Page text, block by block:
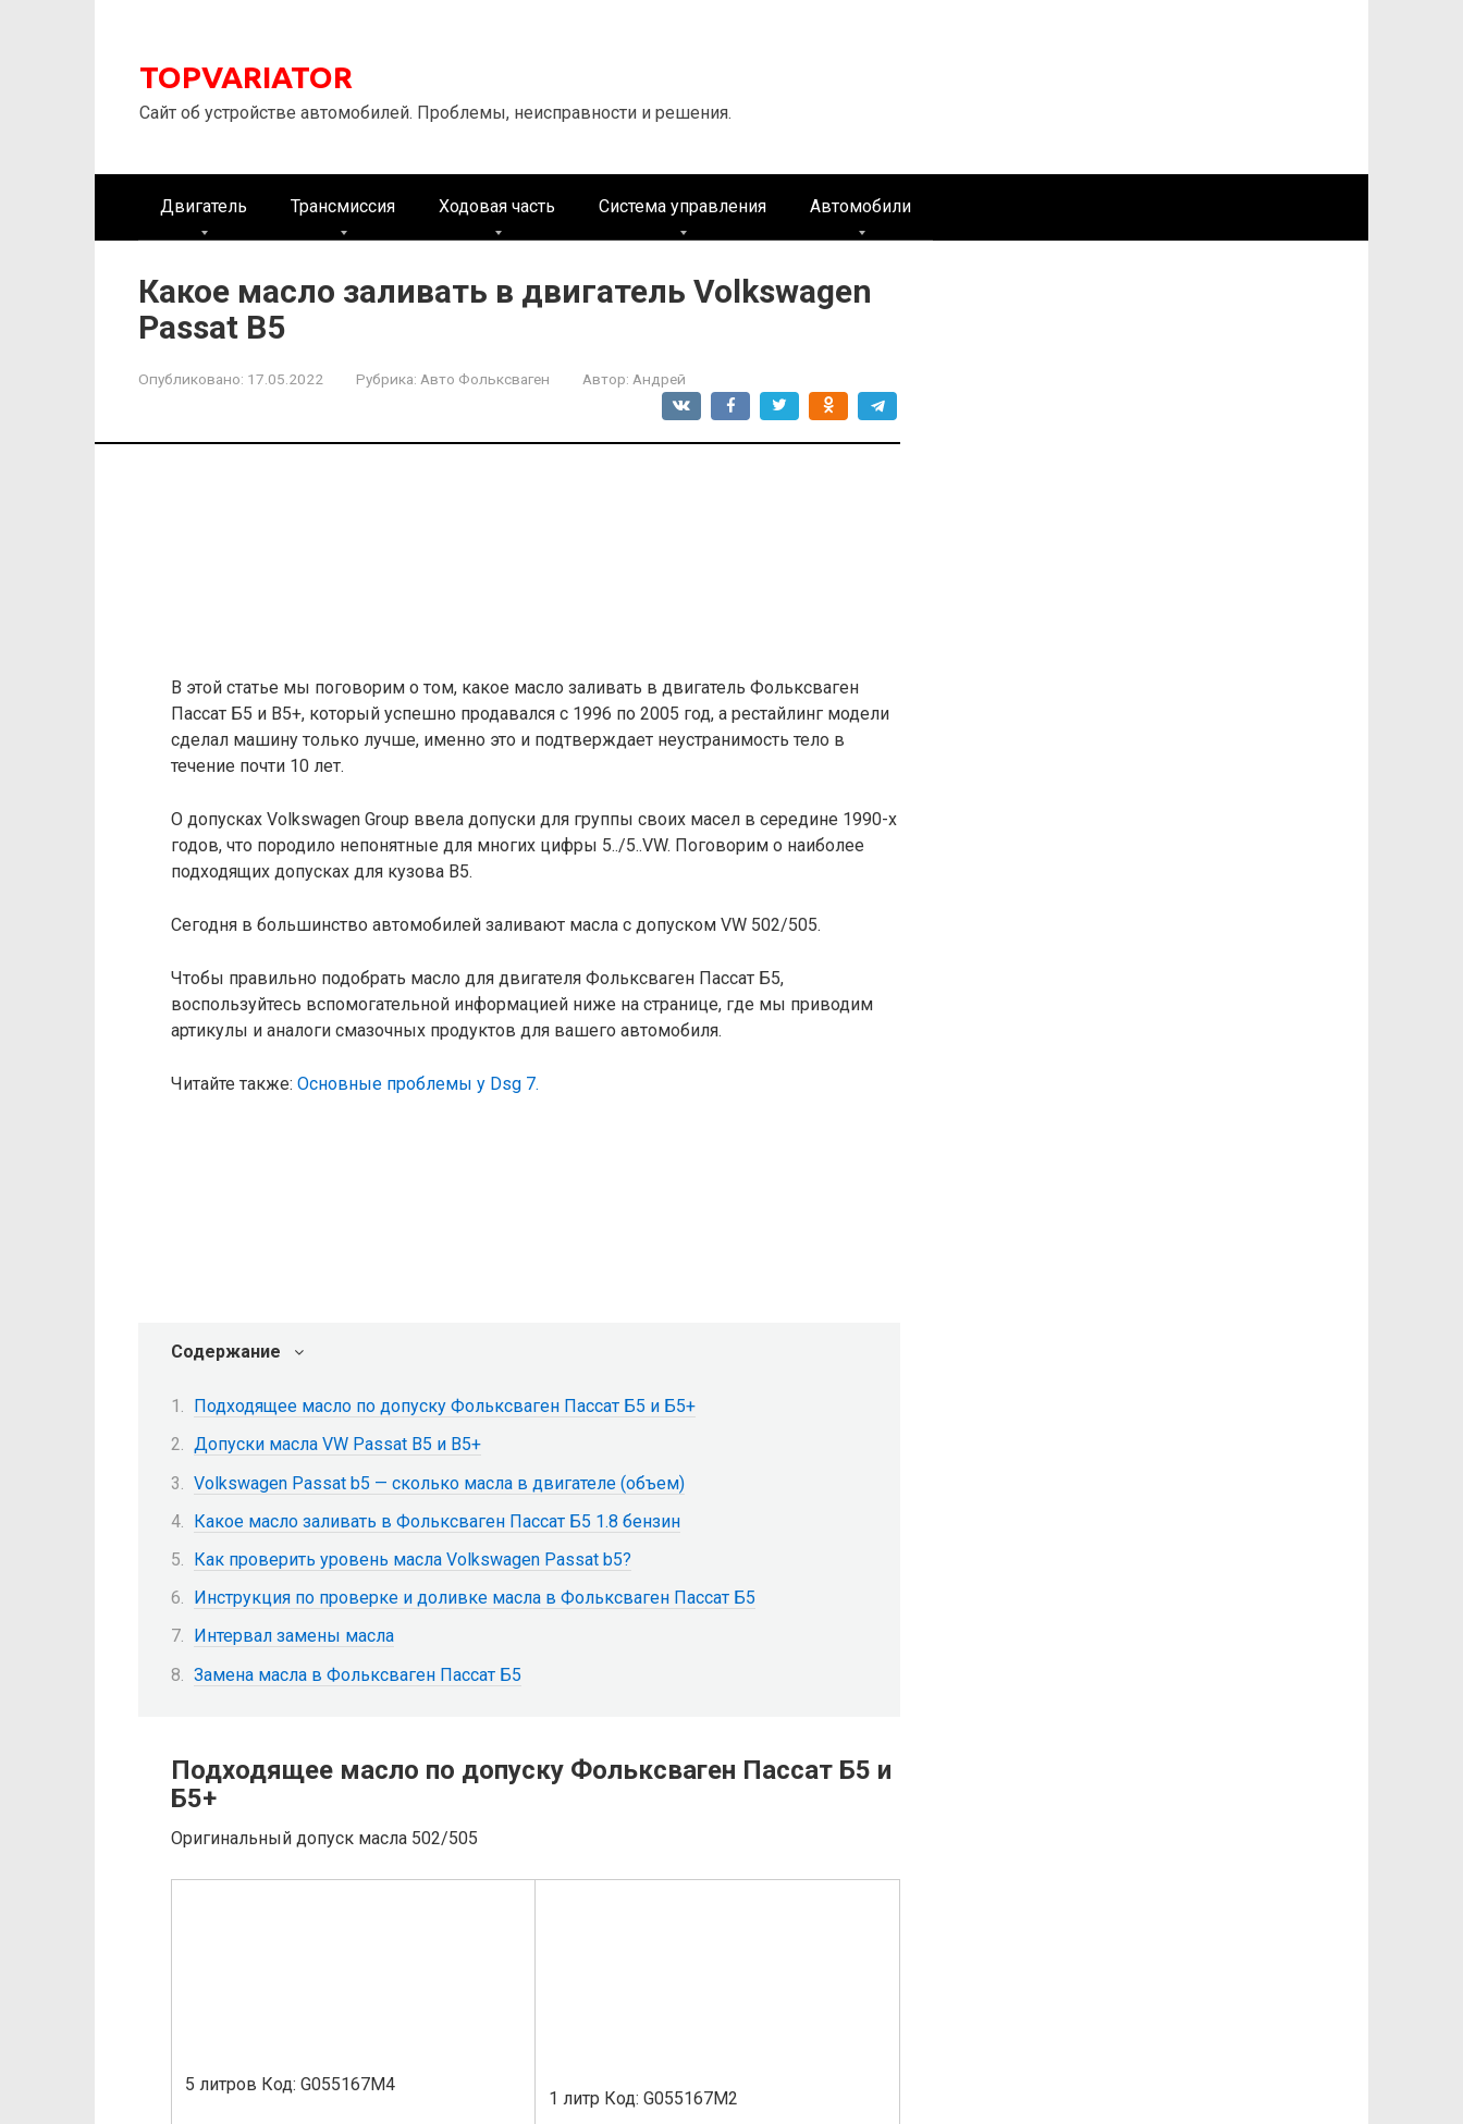
TOPVARIATOR
Сайт об устройстве автомобилей. Проблемы, неисправности и решения.
Двигатель Трансмиссия Ходовая часть Система управления Автомобили
Какое масло заливать в двигатель Volkswagen
Passat B5
Опубликовано: 17.05.2022 Рубрика: Авто Фольксваген Автор: Андрей
В этой статье мы поговорим о том, какое масло заливать в двигатель Фольксваген
Пассат Б5 и В5+, который успешно продавался с 1996 по 2005 год, а рестайлинг модели
сделал машину только лучше, именно это и подтверждает неустранимость тело в
течение почти 10 лет.
О допусках Volkswagen Group ввела допуски для группы своих масел в середине 1990-х
годов, что породило непонятные для многих цифры 5../5..VW. Поговорим о наиболее
подходящих допусках для кузова В5.
Сегодня в большинство автомобилей заливают масла с допуском VW 502/505.
Чтобы правильно подобрать масло для двигателя Фольксваген Пассат Б5,
воспользуйтесь вспомогательной информацией ниже на странице, где мы приводим
артикулы и аналоги смазочных продуктов для вашего автомобиля.
Читайте также: Основные проблемы у Dsg 7.
Содержание
Подходящее масло по допуску Фольксваген Пассат Б5 и Б5+
Допуски масла VW Passat B5 и B5+
Volkswagen Passat b5 — сколько масла в двигателе (объем)
Какое масло заливать в Фольксваген Пассат Б5 1.8 бензин
Как проверить уровень масла Volkswagen Passat b5?
Инструкция по проверке и доливке масла в Фольксваген Пассат Б5
Интервал замены масла
Замена масла в Фольксваген Пассат Б5
Подходящее масло по допуску Фольксваген Пассат Б5 и
Б5+
Оригинальный допуск масла 502/505
5 литров Код: G055167M4
1 литр Код: G055167M2